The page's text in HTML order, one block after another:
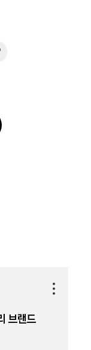
브랜드